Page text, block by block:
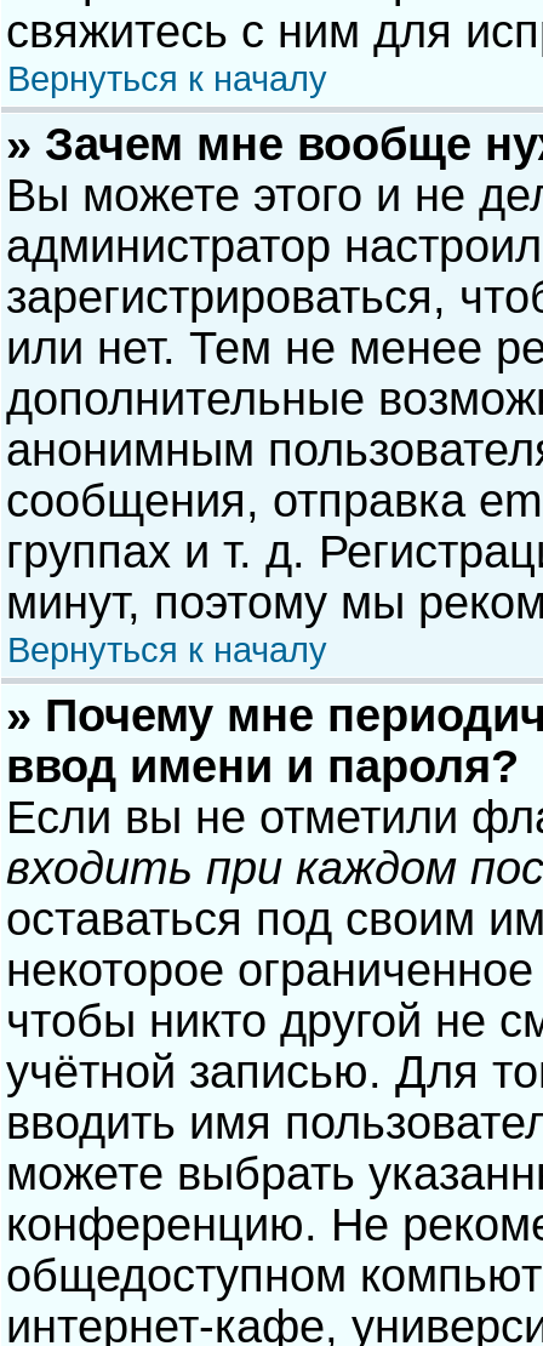
свяжитесь с ним для
Вернуться к началу
» Зачем мне вообще
Вы можете этого и не
администратор
зарегистрироваться,
или нет. Тем не менее
дополнительные
анонимным
сообщения, отправка
группах и т. д.
минут, поэтому мы
Вернуться к началу
» Почему мне
ввод имени и пароля?
Если вы не отметили
входить при каждом
оставаться под своим
некоторое
чтобы никто другой не
учётной записью. Для
вводить имя
можете выбрать
конференцию. Не
общедоступном
интернет-кафе,